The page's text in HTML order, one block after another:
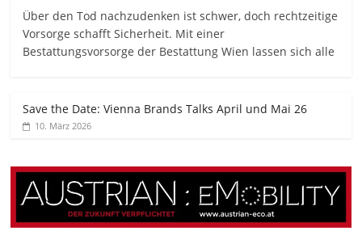
Über den Tod nachzudenken ist schwer, doch rechtzeitige
Vorsorge schafft Sicherheit. Mit einer
Bestattungsvorsorge der Bestattung Wien lassen sich alle
Save the Date: Vienna Brands Talks April und Mai 26
10. März 2026